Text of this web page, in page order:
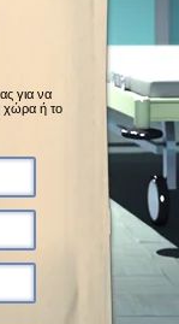
για να
χώρα ή το